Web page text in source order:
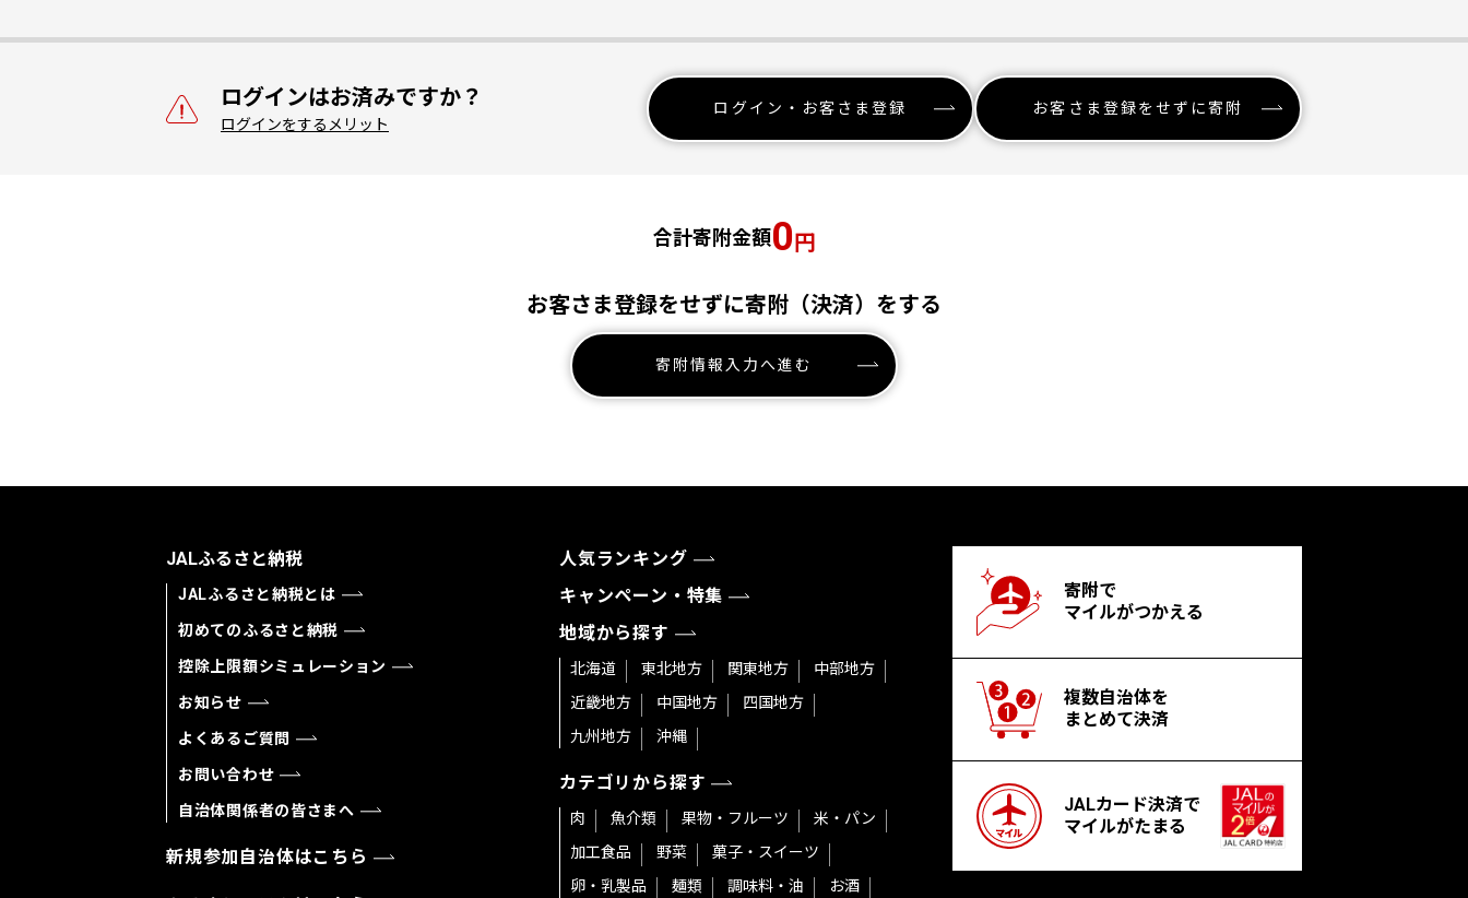
ログインはお済みですか？
ログインをするメリット
ログイン・お客さま登録 お客さま登録をせずに寄附
合計寄附金額0円
お客さま登録をせずに寄附（決済）をする
寄附情報入力へ進む
JALふるさと納税
JALふるさと納税とは
初めてのふるさと納税
控除上限額シミュレーション
お知らせ
よくあるご質問
お問い合わせ
自治体関係者の皆さまへ
新規参加自治体はこちら
人気ランキング
キャンペーン・特集
地域から探す
北海道 東北地方 関東地方
中部地方
近畿地方
中国地方
四国地方
九州地方
沖縄
カテゴリから探す
肉 魚介類 果物・フルーツ
米・パン
加工食品
野菜
菓子・スイーツ
卵・乳製品
麺類 調味料・油 お酒
寄附で
マイルがつかえる
複数自治体を
まとめて決済
JALカード決済で
マイルがたまる